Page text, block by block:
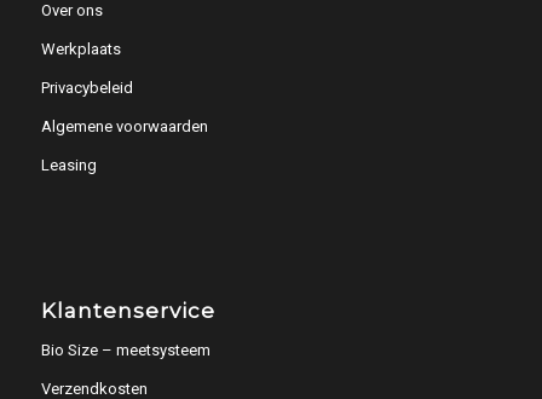
Over ons
Werkplaats
Privacybeleid
Algemene voorwaarden
Leasing
Klantenservice
Bio Size – meetsysteem
Verzendkosten